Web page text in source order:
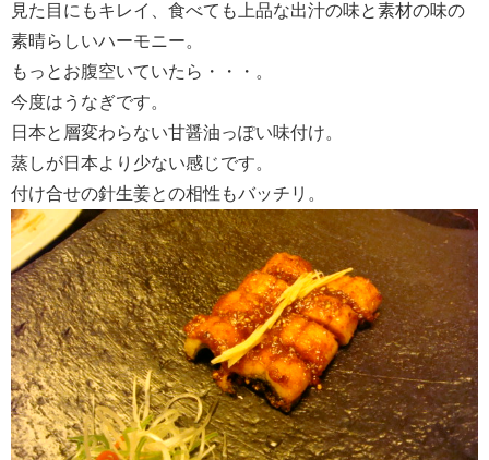
見た目にもキレイ、食べても上品な出汁の味と素材の味の
素晴らしいハーモニー。
もっとお腹空いていたら・・・。
今度はうなぎです。
日本と層変わらない甘醤油っぽい味付け。
蒸しが日本より少ない感じです。
付け合せの針生姜との相性もバッチリ。